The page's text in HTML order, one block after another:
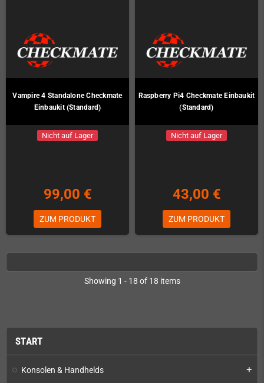
START
Konsolen & Handhelds add
Vampire 4 Standalone Checkmate
Einbaukit (Standard)
Nicht auf Lager
99,00 €
ZUM PRODUKT
Raspberry Pi4 Checkmate Einbaukit
(Standard)
Nicht auf Lager
43,00 €
ZUM PRODUKT
Showing 1 - 18 of 18 items